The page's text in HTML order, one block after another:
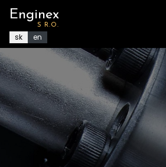
Enginex
S R.O.
sk en